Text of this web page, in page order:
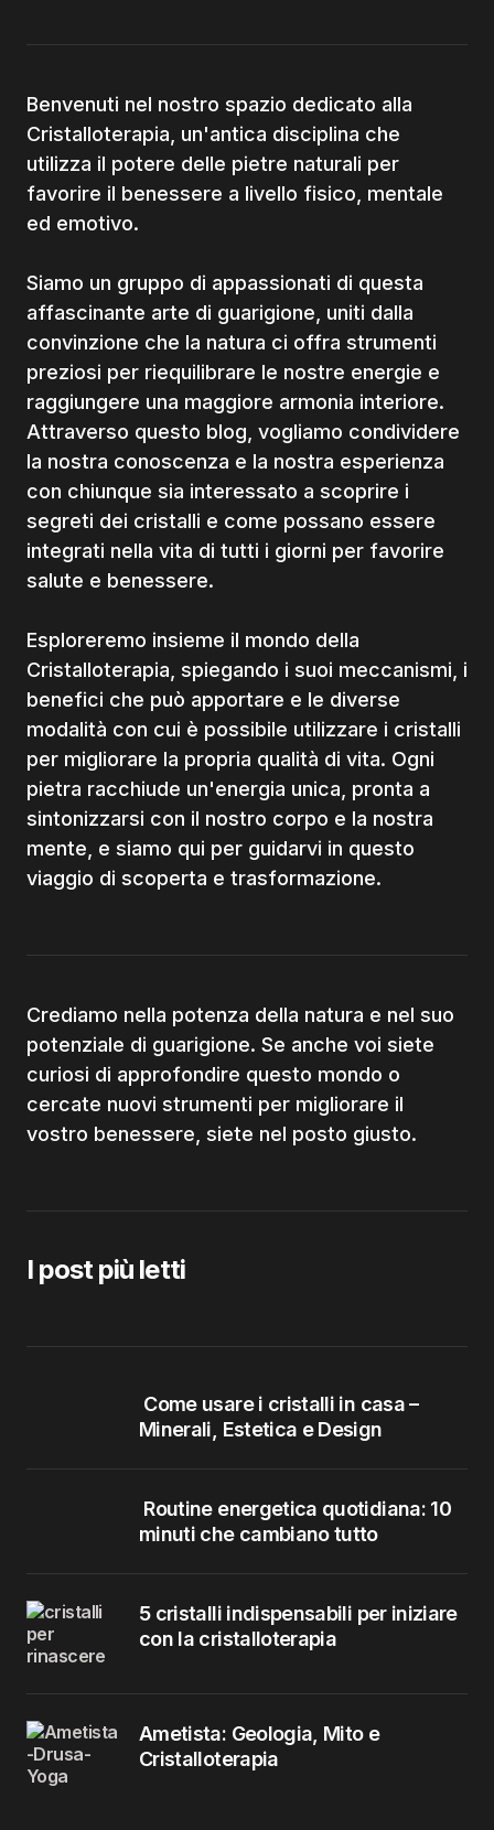
Benvenuti nel nostro spazio dedicato alla
Cristalloterapia, un'antica disciplina che
utilizza il potere delle pietre naturali per
favorire il benessere a livello fisico, mentale
ed emotivo.
Siamo un gruppo di appassionati di questa
affascinante arte di guarigione, uniti dalla
convinzione che la natura ci offra strumenti
preziosi per riequilibrare le nostre energie e
raggiungere una maggiore armonia interiore.
Attraverso questo blog, vogliamo condividere
la nostra conoscenza e la nostra esperienza
con chiunque sia interessato a scoprire i
segreti dei cristalli e come possano essere
integrati nella vita di tutti i giorni per favorire
salute e benessere.
Esploreremo insieme il mondo della
Cristalloterapia, spiegando i suoi meccanismi, i
benefici che può apportare e le diverse
modalità con cui è possibile utilizzare i cristalli
per migliorare la propria qualità di vita. Ogni
pietra racchiude un'energia unica, pronta a
sintonizzarsi con il nostro corpo e la nostra
mente, e siamo qui per guidarvi in questo
viaggio di scoperta e trasformazione.
Crediamo nella potenza della natura e nel suo
potenziale di guarigione. Se anche voi siete
curiosi di approfondire questo mondo o
cercate nuovi strumenti per migliorare il
vostro benessere, siete nel posto giusto.
I post più letti
Come usare i cristalli in casa –
Minerali, Estetica e Design
Routine energetica quotidiana: 10
minuti che cambiano tutto
5 cristalli indispensabili per iniziare
con la cristalloterapia
Ametista: Geologia, Mito e
Cristalloterapia